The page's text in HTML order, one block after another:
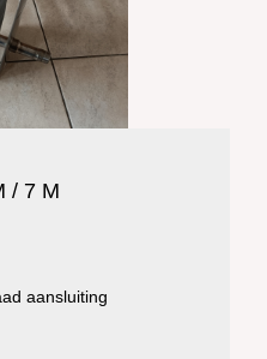
/ 7 M
aansluiting